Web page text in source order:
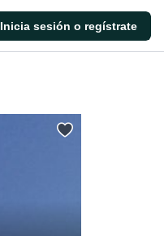
Inicia sesión o regístrate